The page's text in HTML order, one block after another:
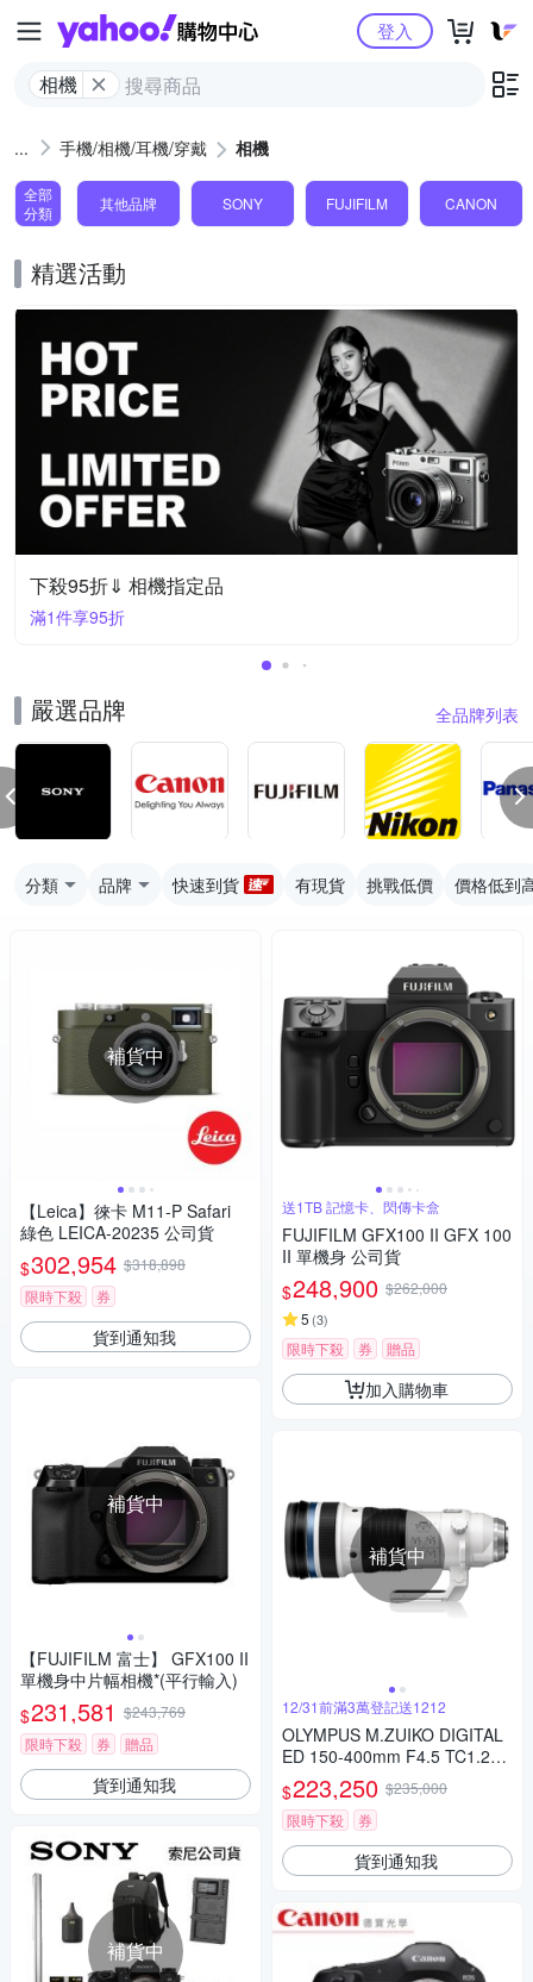
Yahoo購物中心
相機
登入
手機/相機/耳機/穿戴 相機
全部
分類
其他品牌 SONY FUJIFILM CANON
精選活動
下殺95折⇓ 相機指定品
滿1件享95折
嚴選品牌 全品牌列表
分類 品牌 快速到貨 有現貨 挑戰低價 價格低到
補貨中
【Leica】徠卡 M11-P Safari
綠色 LEICA-20235 公司貨
$302,954 $318,898
限時下殺
券
貨到通知我
補貨中
【FUJIFILM 富士】 GFX100 II
單機身中片幅相機*(平行輸入)
$231,581 $243,769
限時下殺
券 贈品
貨到通知我
補貨中
送1TB 記憶卡、閃傳卡盒
FUJIFILM GFX100 II GFX 100
II 單機身 公司貨
$248,900 $262,000
5 (3)
限時下殺 券 贈品
加入購物車
補貨中
12/31前滿3萬登記送1212
OLYMPUS M.ZUIKO DIGITAL
ED 150-400mm F4.5 TC1.25x
IS PRO 公司貨
$223,250 $235,000
限時下殺
券
貨到通知我